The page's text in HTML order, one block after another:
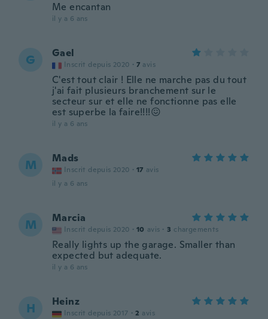
Me encantan
il y a 6 ans
G Gael
Inscrit depuis 2020 · 7 avis
C'est tout clair ! Elle ne marche pas du tout
j'ai fait plusieurs branchement sur le
secteur sur et elle ne fonctionne pas elle
est superbe la faire!!!!😖
il y a 6 ans
M Mads
Inscrit depuis 2020 · 17 avis
il y a 6 ans
M Marcia
Inscrit depuis 2020 · 10 avis · 3 chargements
Really lights up the garage. Smaller than
expected but adequate.
il y a 6 ans
H Heinz
Inscrit depuis 2017 · 2 avis